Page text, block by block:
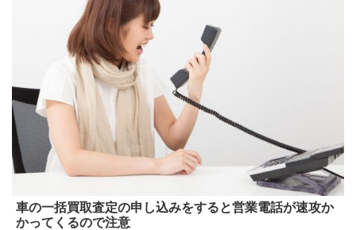
車の一括買取査定の申し込みをすると営業電話が速攻か
かってくるので注意